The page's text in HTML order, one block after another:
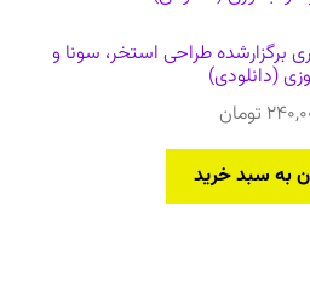
برگزارشده طراحی استخر، سونا و
(دانلودی)
تومان
به سبد خرید